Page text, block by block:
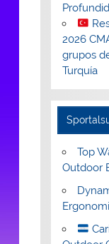
2026
grupos
Turquía
Top
Outdoor